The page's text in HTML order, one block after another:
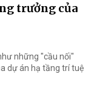
trưởng của
những "cầu nối"
dự án hạ tầng trí tuệ